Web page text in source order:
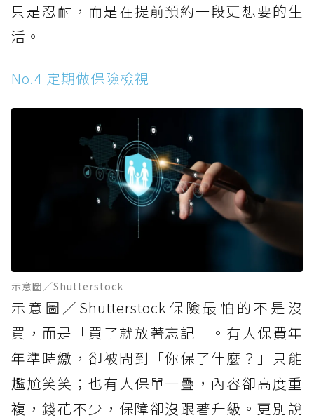
只是忍耐，而是在提前預約一段更想要的生
活。
No.4 定期做保險檢視
示意圖／Shutterstock
示意圖／Shutterstock保險最怕的不是沒
買，而是「買了就放著忘記」。有人保費年
年準時繳，卻被問到「你保了什麼？」只能
尷尬笑笑；也有人保單一疊，內容卻高度重
複，錢花不少，保障卻沒跟著升級。更別說